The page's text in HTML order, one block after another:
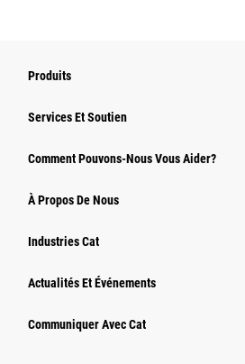
Produits
Services Et Soutien
Comment Pouvons-Nous Vous Aider?
À Propos De Nous
Industries Cat
Actualités Et Événements
Communiquer Avec Cat